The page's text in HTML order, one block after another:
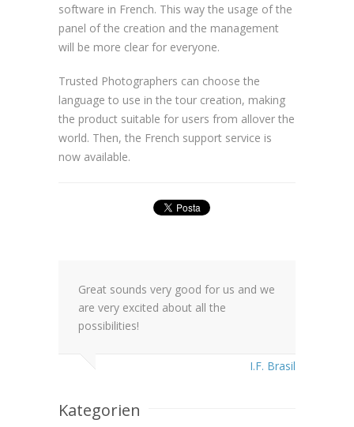
software in French. This way the usage of the
panel of the creation and the management
will be more clear for everyone.
Trusted Photographers can choose the
language to use in the tour creation, making
the product suitable for users from allover the
world. Then, the French support service is
now available.
Great sounds very good for us and we
are very excited about all the
possibilities!
I.F. Brasil
Kategorien